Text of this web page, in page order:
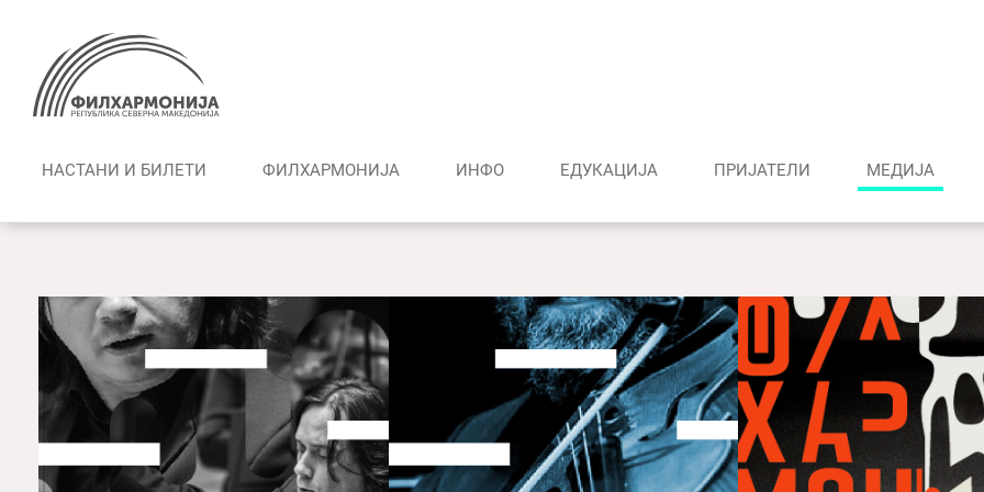
content
НАСТАНИ И БИЛЕТИ ФИЛХАРМОНИЈА ИНФО ЕДУКАЦИЈА ПРИЈАТЕЛИ МЕДИJА